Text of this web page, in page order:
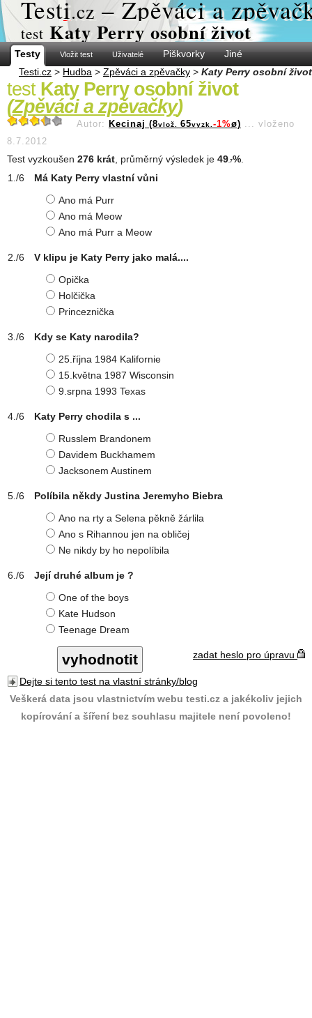
Testi.cz – Zpěváci a
test Katy Perry osobní život
Testy Vložit test Uživatelé Piškvorky
Jiné
Testi.cz > Hudba > Zpěváci a zpěvačky > Katy Perry osobní život
test Katy Perry osobní život
(Zpěváci a zpěvačky)
Autor: Kecinaj (8vlož. 65vyzk. -1%ø) ... vloženo
8.7.2012
Test vyzkoušen 276 krát , průměrný výsledek je 49 .7%
Má Katy Perry vlastní vůni
Ano má Purr
Ano má Meow
Ano má Purr a Meow
V klipu je Katy Perry jako malá....
Opička
Holčička
Princeznička
Kdy se Katy narodila?
25.října 1984 Kalifornie
15.května 1987 Wisconsin
9.srpna 1993 Texas
Katy Perry chodila s ...
Russlem Brandonem
Davidem Buckhamem
Jacksonem Austinem
Políbila někdy Justina Jeremyho Biebra
Ano na rty a Selena pěkně žárlila
Ano s Rihannou jen na obličej
Ne nikdy by ho nepolíbila
Její druhé album je ?
One of the boys
Kate Hudson
Teenage Dream
zadat heslo pro úpravu
Dejte si tento test na vlastní stránky/blog
Veškerá data jsou vlastnictvím webu testi.cz a jakékoliv jejich
kopírování a šíření bez souhlasu majitele není povoleno!